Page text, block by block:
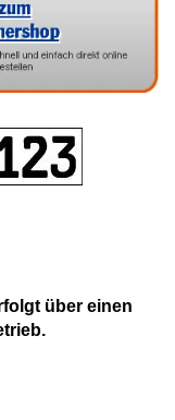
über einen